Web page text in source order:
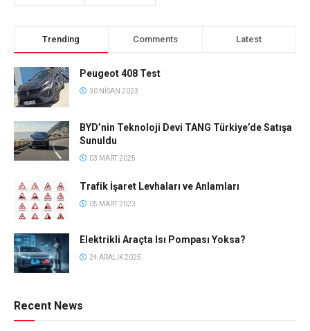
Trending Comments Latest
Peugeot 408 Test
30 NISAN 2023
BYD’nin Teknoloji Devi TANG Türkiye’de Satışa
Sunuldu
03 MART 2025
Trafik İşaret Levhaları ve Anlamları
05 MART 2023
Elektrikli Araçta Isı Pompası Yoksa?
24 ARALIK 2025
Recent News